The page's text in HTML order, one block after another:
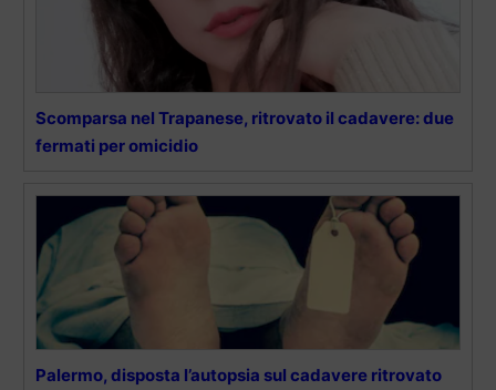
Scomparsa nel Trapanese, ritrovato il cadavere: due
fermati per omicidio
Palermo, disposta l’autopsia sul cadavere ritrovato